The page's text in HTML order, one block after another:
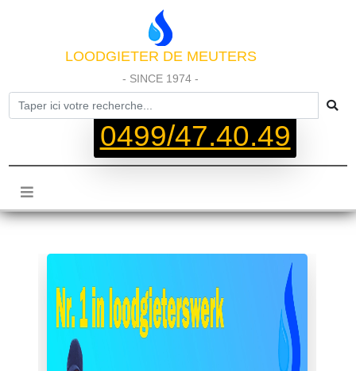
LOODGIETER DE MEUTERS
- SINCE 1974 -
0499/47.40.49